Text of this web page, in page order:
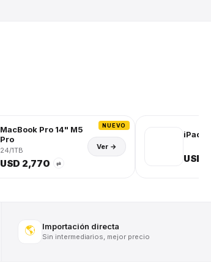
NUEVO
MacBook Pro 14" M5
Pro
24/1TB
USD 2,770 ⇄
Ver →
iPad
USD
🌎 Importación directa
Sin intermediarios, mejor precio